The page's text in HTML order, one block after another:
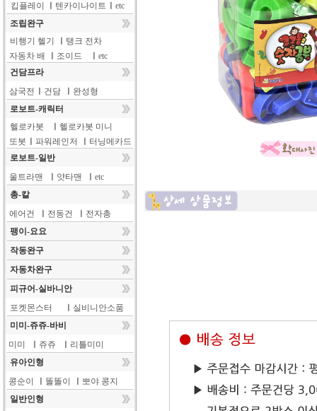
킵플레이
텐카이나이트
etc
조립완구
비행기 헬기
탱크 전차
자동차 배
조이드
etc
건담프라
삼국전
건담
완성형
로보트-캐릭터
헬로카봇
헬로카봇 미니
또봇
파워레인저
터닝메카드
로보트-일반
울트라맨
얏타맨
etc
총-칼
에어건
전동건
전자총
팽이-요요
작동완구
자동차완구
피규어-실바니안
포켓몬스터
실비니안소품
미미-쥬쥬-바비
미미
쥬쥬
리틀미미
유아인형
콩순이
똘똘이
뽀야 콩지
일반인형